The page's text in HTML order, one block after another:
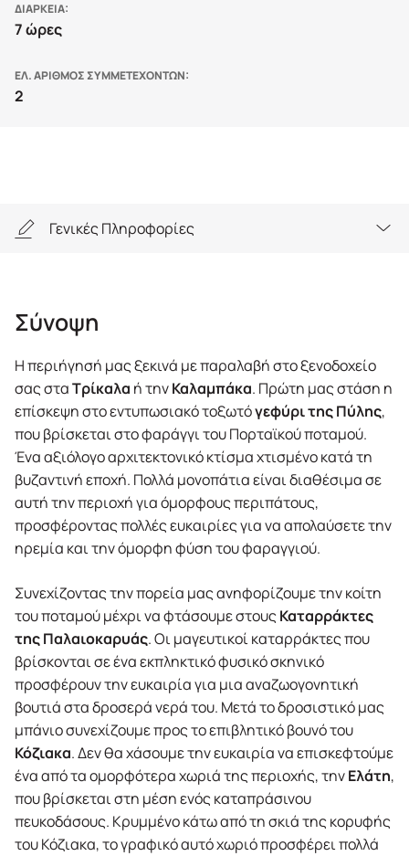
ΔΙΑΡΚΕΙΑ
7 ώρες
ΕΛ. ΑΡΙΘΜΟΣ ΣΥΜΜΕΤΕΧΟΝΤΩΝ
2
Γενικές Πληροφορίες
Highlights
Γενικές Πληροφορίες
Εξοπλισμός
Σύνοψη
Η περιήγησή μας ξεκινά με παραλαβή στο ξενοδοχείο
σας σταΤρίκαλα ή τηνΚαλαμπάκα. Πρώτη μας στάση η
επίσκεψη στο εντυπωσιακό τοξωτόγεφύρι της Πύλης,
που βρίσκεται στο φαράγγι του Πορταϊκού ποταμού.
Ένα αξιόλογο αρχιτεκτονικό κτίσμα χτισμένο κατά τη
βυζαντινή εποχή. Πολλά μονοπάτια είναι διαθέσιμα σε
αυτή την περιοχή για όμορφους περιπάτους,
προσφέροντας πολλές ευκαιρίες για να απολαύσετε την
ηρεμία και την όμορφη φύση του φαραγγιού.
Συνεχίζοντας την πορεία μας ανηφορίζουμε την κοίτη
του ποταμού μέχρι να φτάσουμε στουςΚαταρράκτες
της Παλαιοκαρυάς. Οι μαγευτικοί καταρράκτες που
βρίσκονται σε ένα εκπληκτικό φυσικό σκηνικό
προσφέρουν την ευκαιρία για μια αναζωογονητική
βουτιά στα δροσερά νερά του. Μετά το δροσιστικό μας
μπάνιο συνεχίζουμε προς το επιβλητικό βουνό του
Κόζιακα. Δεν θα χάσουμε την ευκαιρία να επισκεφτούμε
ένα από τα ομορφότερα χωριά της περιοχής, τηνΕλάτη,
που βρίσκεται στη μέση ενός καταπράσινου
πευκοδάσους. Κρυμμένο κάτω από τη σκιά της κορυφής
του Κόζιακα, το γραφικό αυτό χωριό προσφέρει πολλά